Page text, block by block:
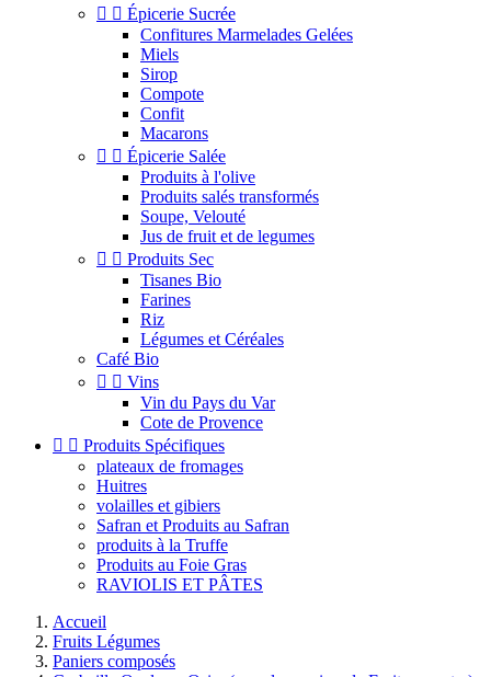
  Épicerie Sucrée
Confitures Marmelades Gelées
Miels
Sirop
Compote
Confit
Macarons
  Épicerie Salée
Produits à l'olive
Produits salés transformés
Soupe, Velouté
Jus de fruit et de legumes
  Produits Sec
Tisanes Bio
Farines
Riz
Légumes et Céréales
Café Bio
  Vins
Vin du Pays du Var
Cote de Provence
  Produits Spécifiques
plateaux de fromages
Huitres
volailles et gibiers
Safran et Produits au Safran
produits à la Truffe
Produits au Foie Gras
RAVIOLIS ET PÂTES
Accueil
Fruits Légumes
Paniers composés